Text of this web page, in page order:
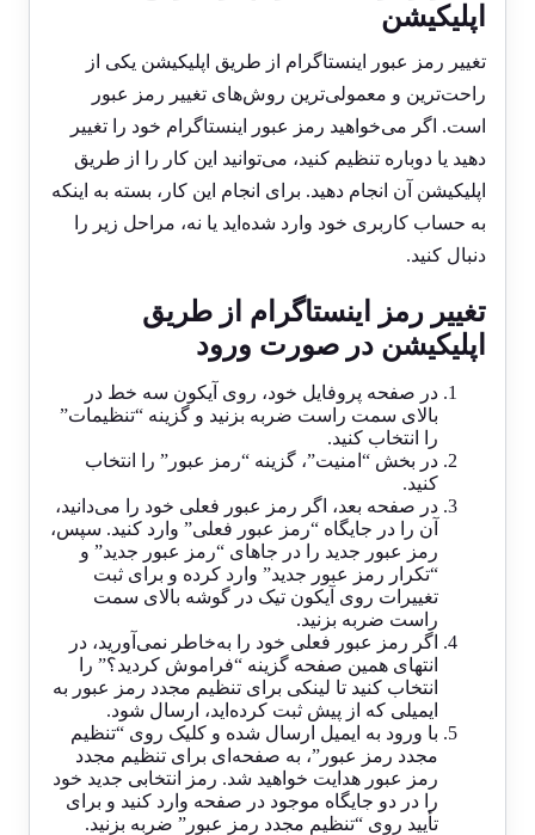
اپلیکیشن
تغییر رمز عبور اینستاگرام از طریق اپلیکیشن یکی از
راحت‌ترین و معمولی‌ترین روش‌های تغییر رمز عبور
است. اگر می‌خواهید رمز عبور اینستاگرام خود را تغییر
دهید یا دوباره تنظیم کنید، می‌توانید این کار را از طریق
اپلیکیشن آن انجام دهید. برای انجام این کار، بسته به اینکه
به حساب کاربری خود وارد شده‌اید یا نه، مراحل زیر را
دنبال کنید.
تغییر رمز اینستاگرام از طریق
اپلیکیشن در صورت ورود
در صفحه پروفایل خود، روی آیکون سه خط در
بالای سمت راست ضربه بزنید و گزینه “تنظیمات”
را انتخاب کنید.
در بخش “امنیت”، گزینه “رمز عبور” را انتخاب
کنید.
در صفحه بعد، اگر رمز عبور فعلی خود را می‌دانید،
آن را در جایگاه “رمز عبور فعلی” وارد کنید. سپس،
رمز عبور جدید را در جاهای “رمز عبور جدید” و
“تکرار رمز عبور جدید” وارد کرده و برای ثبت
تغییرات روی آیکون تیک در گوشه بالای سمت
راست ضربه بزنید.
اگر رمز عبور فعلی خود را به‌خاطر نمی‌آورید، در
انتهای همین صفحه گزینه “فراموش کردید؟” را
انتخاب کنید تا لینکی برای تنظیم مجدد رمز عبور به
ایمیلی که از پیش ثبت کرده‌اید، ارسال شود.
با ورود به ایمیل ارسال شده و کلیک روی “تنظیم
مجدد رمز عبور”، به صفحه‌ای برای تنظیم مجدد
رمز عبور هدایت خواهید شد. رمز انتخابی جدید خود
را در دو جایگاه موجود در صفحه وارد کنید و برای
تأیید روی “تنظیم مجدد رمز عبور” ضربه بزنید.